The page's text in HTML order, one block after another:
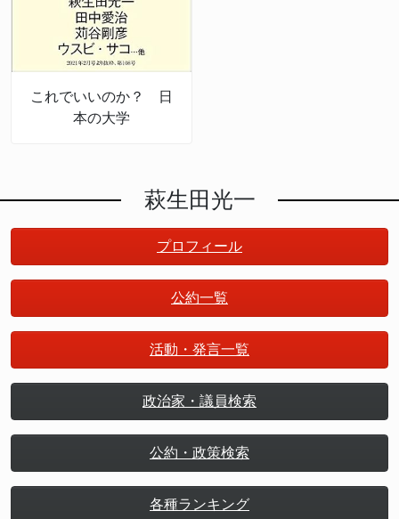
これでいいのか？ 日
本の大学
萩生田光一
プロフィール
公約一覧
活動・発言一覧
政治家・議員検索
公約・政策検索
各種ランキング